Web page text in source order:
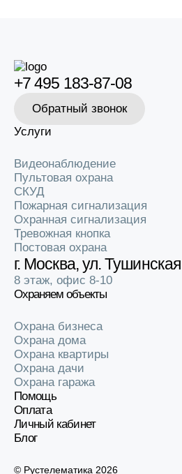
основных моментов:
Проверка работоспособности
Чистка оконечных устройств и
Проверка контакторов и контактных
ППР систем;
Обучение персонала предприятия
В результате профилактической
отчет о состоянии
после чего в журнал вносится
Похожие услуги
Обслуживание охранной
Обслуживание охранной
+7 495 183-87-08
Обратный звонок
Услуги
Видеонаблюдение
Пультовая охрана
СКУД
Пожарная сигнализация
Охранная сигнализация
Тревожная кнопка
Постовая охрана
г. Москва, ул.
8 этаж, офис 8-10
Охраняем объекты
Охрана бизнеса
Охрана дома
Охрана квартиры
Охрана дачи
Охрана гаража
Помощь
Оплата
Личный кабинет
Блог
© Рустелематика 2026